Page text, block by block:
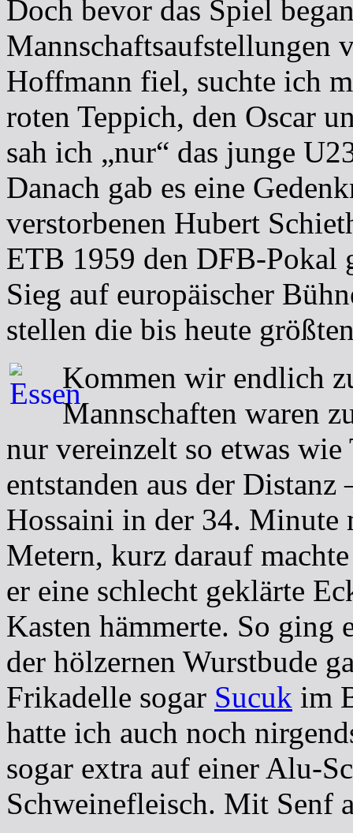
Doch bevor das Spiel
Mannschaftsaufstellungen
Hoffmann fiel, suchte ich
roten Teppich, den Oscar
sah ich „nur“ das junge
Danach gab es eine
verstorbenen Hubert
ETB 1959 den DFB-Pokal
Sieg auf europäischer
stellen die bis heute
Kommen wir endlich
Mannschaften waren
nur vereinzelt so etwas
entstanden aus der Distanz
Hossaini in der 34. Minute
Metern, kurz darauf
er eine schlecht geklärte
Kasten hämmerte. So ging
der hölzernen Wurstbude
Frikadelle sogar Sucuk im
hatte ich auch noch
sogar extra auf einer Alu-
Schweinefleisch. Mit Senf